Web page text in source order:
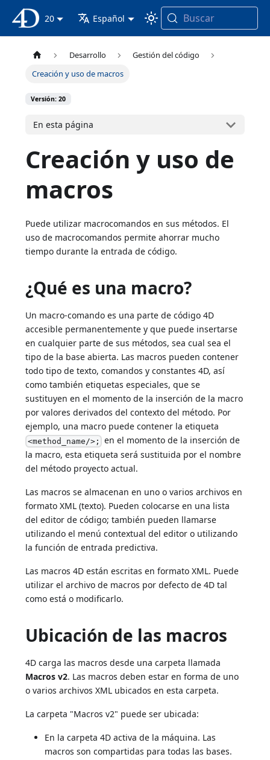
Documentación 4D
20 Español Buscar
Desarrollo
Gestión del código
Creación y uso de macros
Versión: 20
En esta página
Creación y uso de
macros
Puede utilizar macrocomandos en sus métodos. El
uso de macrocomandos permite ahorrar mucho
tiempo durante la entrada de código.
¿Qué es una macro?
Un macro-comando es una parte de código 4D
accesible permanentemente y que puede insertarse
en cualquier parte de sus métodos, sea cual sea el
tipo de la base abierta. Las macros pueden contener
todo tipo de texto, comandos y constantes 4D, así
como también etiquetas especiales, que se
sustituyen en el momento de la inserción de la macro
por valores derivados del contexto del método. Por
ejemplo, una macro puede contener la etiqueta
<method_name/>; en el momento de la inserción de
la macro, esta etiqueta será sustituida por el nombre
del método proyecto actual.
Las macros se almacenan en uno o varios archivos en
formato XML (texto). Pueden colocarse en una lista
del editor de código; también pueden llamarse
utilizando el menú contextual del editor o utilizando
la función de entrada predictiva.
Las macros 4D están escritas en formato XML. Puede
utilizar el archivo de macros por defecto de 4D tal
como está o modificarlo.
Ubicación de las macros
4D carga las macros desde una carpeta llamada
Macros v2. Las macros deben estar en forma de uno
o varios archivos XML ubicados en esta carpeta.
La carpeta "Macros v2" puede ser ubicada:
En la carpeta 4D activa de la máquina. Las
macros son compartidas para todas las bases.